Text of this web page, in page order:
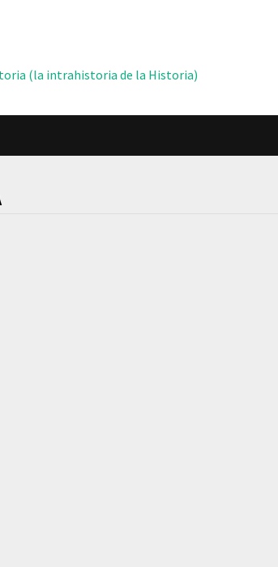
(la intrahistoria de la Historia)